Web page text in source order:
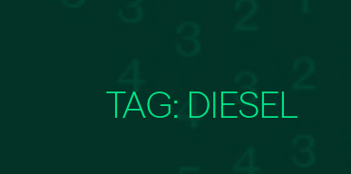
TAG: DIESEL